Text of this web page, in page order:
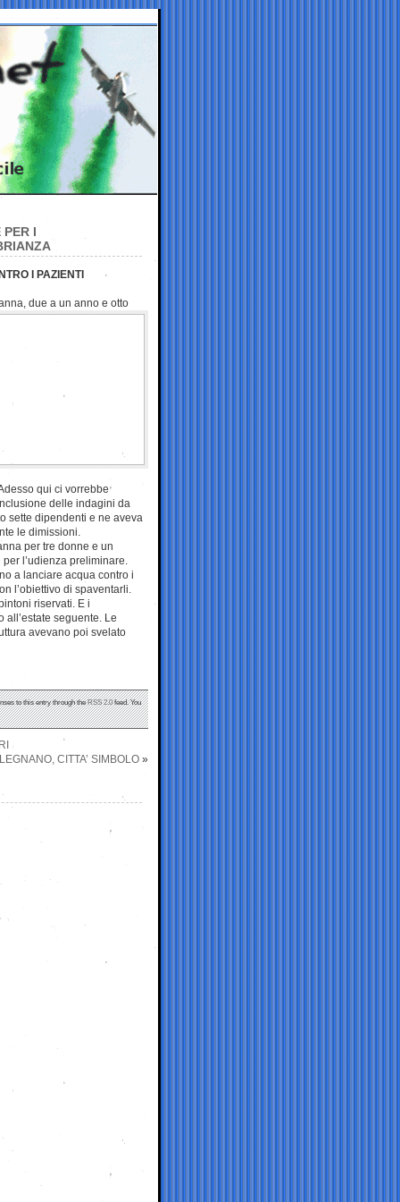
PER I
I PAZIENTI
due a un anno e otto
qui ci vorrebbe
delle indagini da
sette dipendenti e ne aveva
le dimissioni.
per tre donne e un
l’udienza preliminare.
a lanciare acqua contro i
l’obiettivo di spaventarli.
riservati. E i
all’estate seguente. Le
avevano poi svelato
to this entry through theRSS 2.0feed. You
CITTA’ SIMBOLO »